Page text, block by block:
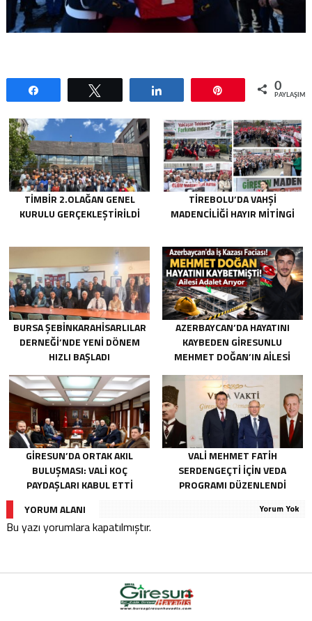
0
TİMBİR 2.OLAĞAN GENEL
KURULU GERÇEKLEŞTIRILDI
TIREBOLU’DA VAHŞI
MADENCILIĞI HAYIR MITINGI
BURSA ŞEBINKARAHISARLILAR
DERNEĞI’NDE YENI DÖNEM
HIZLI BAŞLADI
AZERBAYCAN’DA HAYATINI
KAYBEDEN GIRESUNLU
MEHMET DOĞAN’IN AILESI
GIRESUN’DA ORTAK AKIL
BULUŞMASI: VALI KOÇ
PAYDAŞLARI KABUL ETTI
VALI MEHMET FATIH
SERDENGEÇTI İÇIN VEDA
PROGRAMI DÜZENLENDI
YORUM ALANI
Yorum Yok
Bu yazı yorumlara kapatılmıştır.